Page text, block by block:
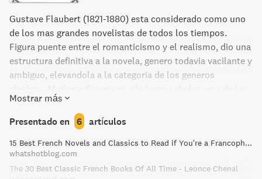
Gustave Flaubert (1821-1880) esta considerado como uno
de los mas grandes novelistas de todos los tiempos.
Figura puente entre el romanticismo y el realismo, dio una
estructura definitiva a la novela, genero todavia vacilante y
ambiguo, elevandola a la categoria de los generos
novelas mas importantes de la literatura universal. Su
publicacion en 1856 suscito un proceso por ofensa a la
moral publica y a la religion del que Flaubert salio
absuelto. Favorecida por el escandalo, la novela inicio a
partir de ahi su camino a la gloria, que el paso del tiempo
no hace sino acrecentar. Emma Bovary, con la imaginación
Mostrar más
Presentado en 6 artículos
15 Best French Novels and Classics to Read if You're a Francophile
whatshotblog.com
The 30 Best Classic French Books Of All Time - Leonce Chenal